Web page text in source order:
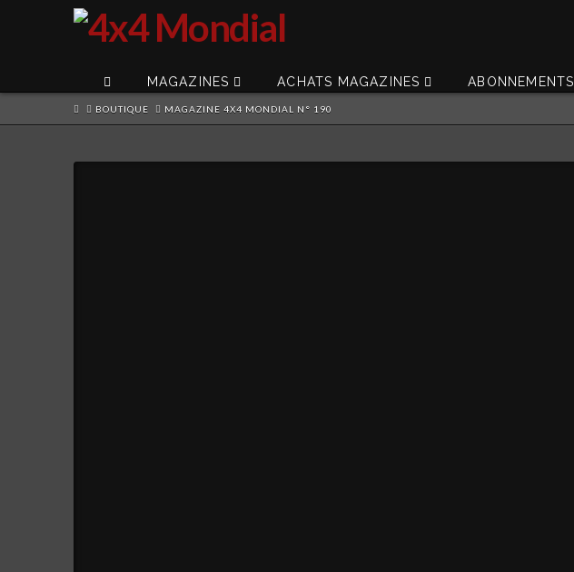
MAGAZINES ACHATS MAGAZINES ABONNEMENTS
HOMEBOUTIQUE MAGAZINE 4X4 MONDIAL N° 190